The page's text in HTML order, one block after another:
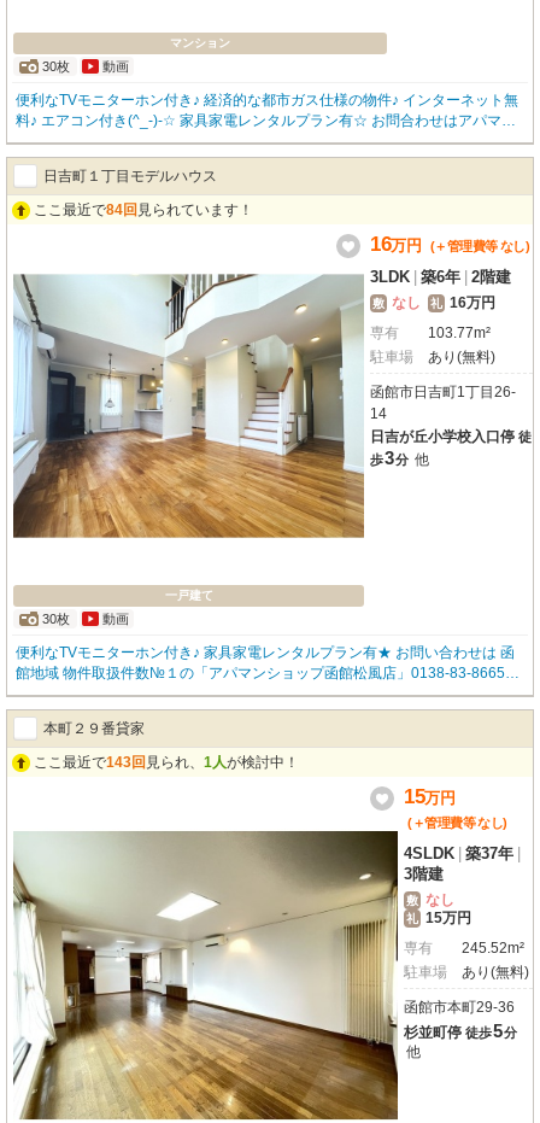
マンション
30枚 動画
便利なTVモニターホン付き♪ 経済的な都市ガス仕様の物件♪ インターネット無
料♪ エアコン付き(^_-)-☆ 家具家電レンタルプラン有☆ お問合わせはアパマン
ショップ函館地域№1の物件取扱数の函館松風店0138-83-8665まで(^^♪
日吉町１丁目モデルハウス
ここ最近で84回 見られています！
一戸建て
30枚 動画
16万円 (＋管理費等 なし)
3LDK 築6年 2階建
敷 なし 礼 16万円
専有
103.77m²
駐車場
あり(無料)
函館市日吉町1丁目26-
14
日吉が丘小学校入口停 徒
歩3分 他
便利なTVモニターホン付き♪ 家具家電レンタルプラン有★ お問い合わせは 函
館地域 物件取扱件数№１の「アパマンショップ函館松風店」0138-83-8665ま
で(^^♪
本町２９番貸家
ここ最近で143回 見られ、 1人が検討中！
15万円
(＋管理費等なし)
4SLDK 築37年
3階建
敷 なし
礼 15万円
専有
245.52m²
駐車場
あり(無料)
函館市本町29-36
杉並町停 徒歩5分
他